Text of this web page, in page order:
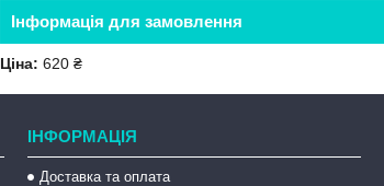
Інформація для замовлення
Ціна: 620 ₴
ІНФОРМАЦІЯ
Доставка та оплата